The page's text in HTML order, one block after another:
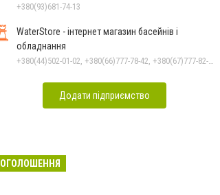
+380(93)681-74-13
WaterStore - інтернет магазин басейнів і
обладнання
+380(44)502-01-02, +380(66)777-78-42, +380(67)777-82-19, +380(67)890-80-80, +380(73)890-80-80, +380(44)502-01-03
Додати підприємство
ОГОЛОШЕННЯ